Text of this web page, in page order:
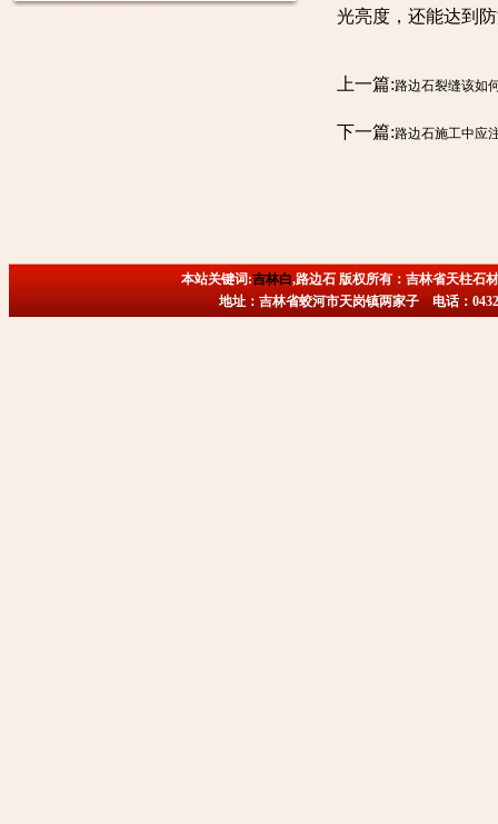
光亮度，还能达到
上一篇:路边石裂缝该如
下一篇:路边石施工中应
本站关键词:吉林白,路边石 版权所有：吉林省天柱石
地址：吉林省蛟河市天岗镇两家子 电话：